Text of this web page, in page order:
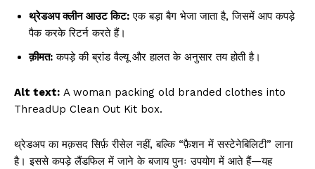
थ्रेडअप क्लीन आउट किट: एक बड़ा बैग भेजा जाता है, जिसमें आप कपड़े
पैक करके रिटर्न करते हैं।
क़ीमत: कपड़े की ब्रांड वैल्यू और हालत के अनुसार तय होती है।
Alt text: A woman packing old branded clothes into
ThreadUp Clean Out Kit box.
थ्रेडअप का मक़सद सिर्फ़ रीसेल नहीं, बल्कि “फ़ैशन में सस्टेनेबिलिटी” लाना
है। इससे कपड़े लैंडफिल में जाने के बजाय पुनः उपयोग में आते हैं—यह